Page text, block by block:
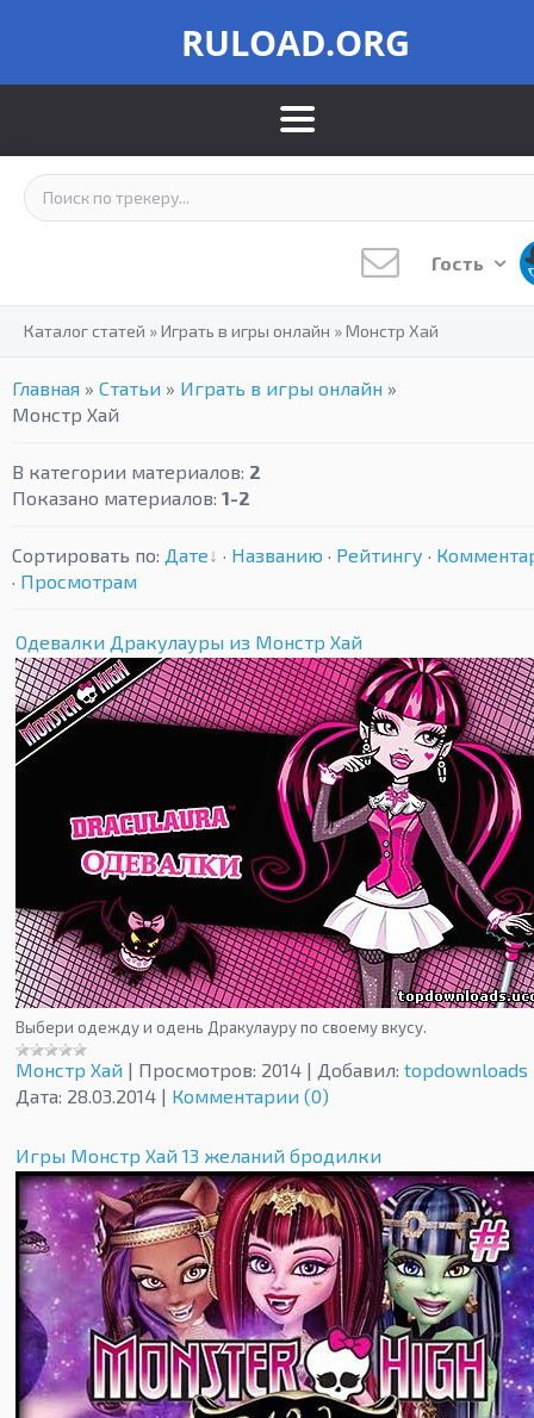
RULOAD.ORG
Гость
Каталог статей »Играть в игры онлайн »Монстр Хай
Главная » Статьи » Играть в игры онлайн »
Монстр Хай
В категории материалов: 2
Показано материалов: 1-2
Сортировать по: Дате · Названию · Рейтингу ·
· Просмотрам
Одевалки Дракулауры из Монстр Хай
Выбери одежду и одень Дракулауру по своему вкусу.
Монстр Хай | Просмотров: 2014 | Добавил: topdownloads
Дата: 28.03.2014 | Комментарии (0)
Игры Монстр Хай 13 желаний бродилки